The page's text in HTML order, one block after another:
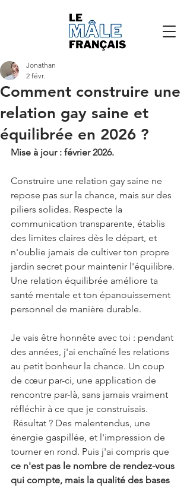
Comment construire une
relation gay saine et
équilibrée en 2026 ?
Jonathan
2 févr.
Mise à jour : février 2026.
Construire une relation gay saine ne
repose pas sur la chance, mais sur des
piliers solides. Respecte la
communication transparente, établis
des limites claires dès le départ, et
n'oublie jamais de cultiver ton propre
jardin secret pour maintenir l'équilibre.
Une relation équilibrée améliore ta
santé mentale et ton épanouissement
personnel de manière durable.
Je vais être honnête avec toi : pendant
des années, j'ai enchaîné les relations
au petit bonheur la chance. Un coup
de cœur par-ci, une application de
rencontre par-là, sans jamais vraiment
réfléchir à ce que je construisais.
Résultat ? Des malentendus, une
énergie gaspillée, et l'impression de
tourner en rond. Puis j'ai compris que
ce n'est pas le nombre de rendez-vous
qui compte, mais la qualité des bases